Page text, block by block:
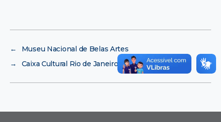
←
Museu Nacional de Belas Artes
→
Caixa Cultural Rio de Janeiro